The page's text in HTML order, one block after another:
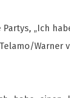
„Ich
Warner